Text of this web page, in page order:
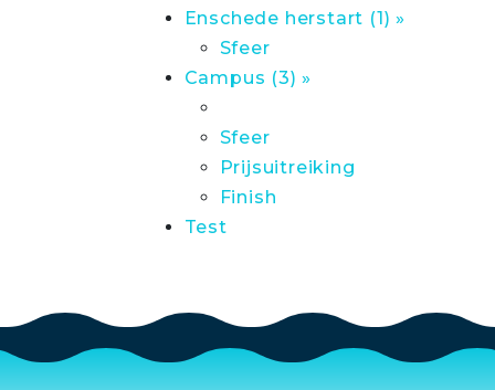
Enschede herstart (1) »
Sfeer
Campus (3) »
Sfeer
Prijsuitreiking
Finish
Test